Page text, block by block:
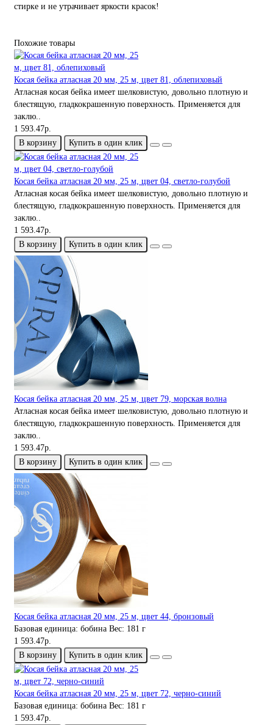
стирке и не утрачивает яркости красок!
Похожие товары
Косая бейка атласная 20 мм, 25 м, цвет 81, облепиховый
Атласная косая бейка имеет шелковистую, довольно плотную и
блестящую, гладкокрашенную поверхность. Применяется для
заклю..
1 593.47р.
В корзину
Купить в один клик
Косая бейка атласная 20 мм, 25 м, цвет 04, светло-голубой
Атласная косая бейка имеет шелковистую, довольно плотную и
блестящую, гладкокрашенную поверхность. Применяется для
заклю..
1 593.47р.
В корзину
Купить в один клик
Косая бейка атласная 20 мм, 25 м, цвет 79, морская волна
Атласная косая бейка имеет шелковистую, довольно плотную и
блестящую, гладкокрашенную поверхность. Применяется для
заклю..
1 593.47р.
В корзину
Купить в один клик
Косая бейка атласная 20 мм, 25 м, цвет 44, бронзовый
Базовая единица: бобина Вес: 181 г
1 593.47р.
В корзину
Купить в один клик
Косая бейка атласная 20 мм, 25 м, цвет 72, черно-синий
Базовая единица: бобина Вес: 181 г
1 593.47р.